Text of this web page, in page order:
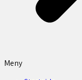
Meny